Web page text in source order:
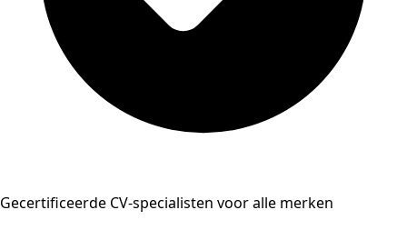
Gecertificeerde CV-specialisten voor alle merken